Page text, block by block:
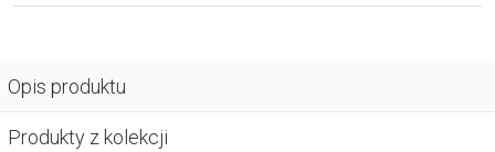
Opis produktu
Produkty z kolekcji